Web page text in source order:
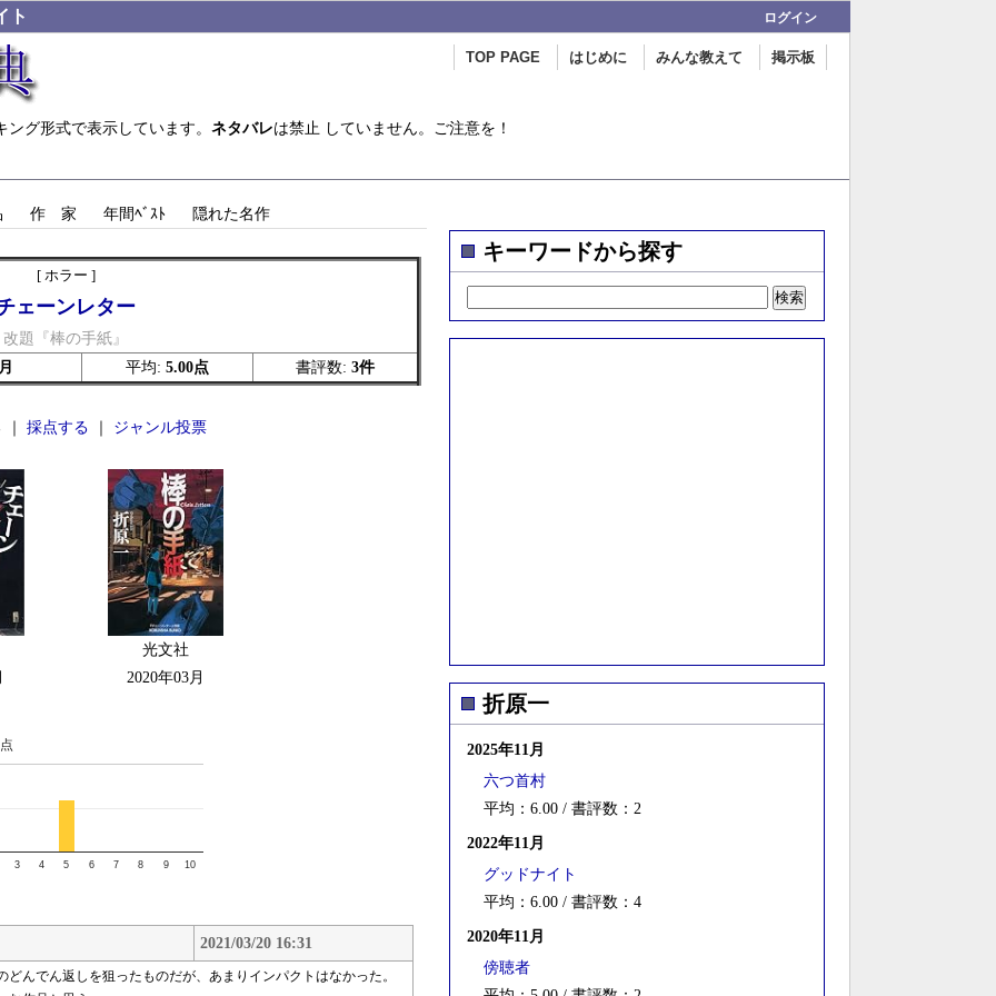
ト ログイン
掲示板
みんな教えて
はじめに
TOP PAGE
グ形式で表示しています。 ネタバレは禁止 していません。ご注意を！
作 家 年間ﾍﾞｽﾄ 隠れた名作
[ ホラー ]
ェーンレター
改題『棒の手紙』
平均: 5.00点 書評数: 3件
｜ 採点する ジャンル投票
光文社
2020年03月
3 4 5 6 7 8 9 10
2021/03/20 16:31
んでん返しを狙ったものだが、あまりインパクトはなかった。
キーワードから探す
折原一
2025年11月
六つ首村
平均：6.00 / 書評数：2
2022年11月
グッドナイト
平均：6.00 / 書評数：4
2020年11月
傍聴者